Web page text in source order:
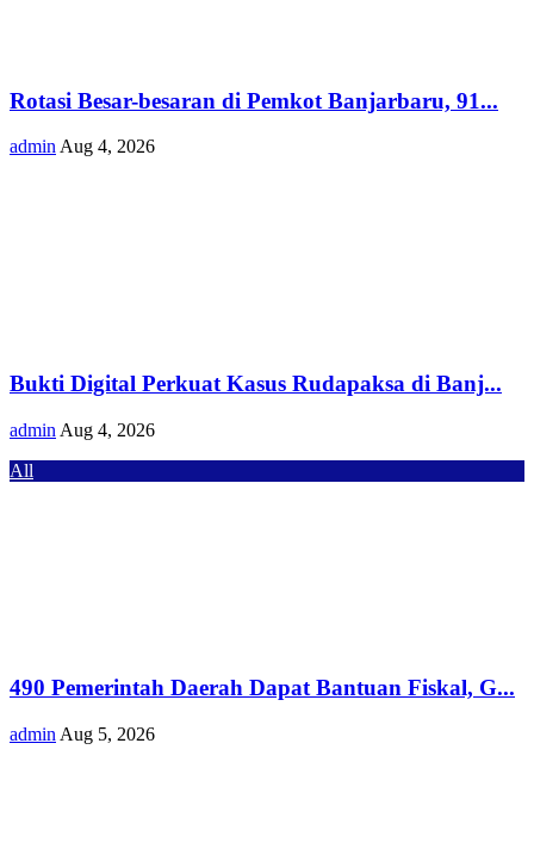
Rotasi Besar-besaran di Pemkot Banjarbaru, 91...
admin Aug 4, 2026
Bukti Digital Perkuat Kasus Rudapaksa di Banj...
admin Aug 4, 2026
All
490 Pemerintah Daerah Dapat Bantuan Fiskal, G...
admin Aug 5, 2026